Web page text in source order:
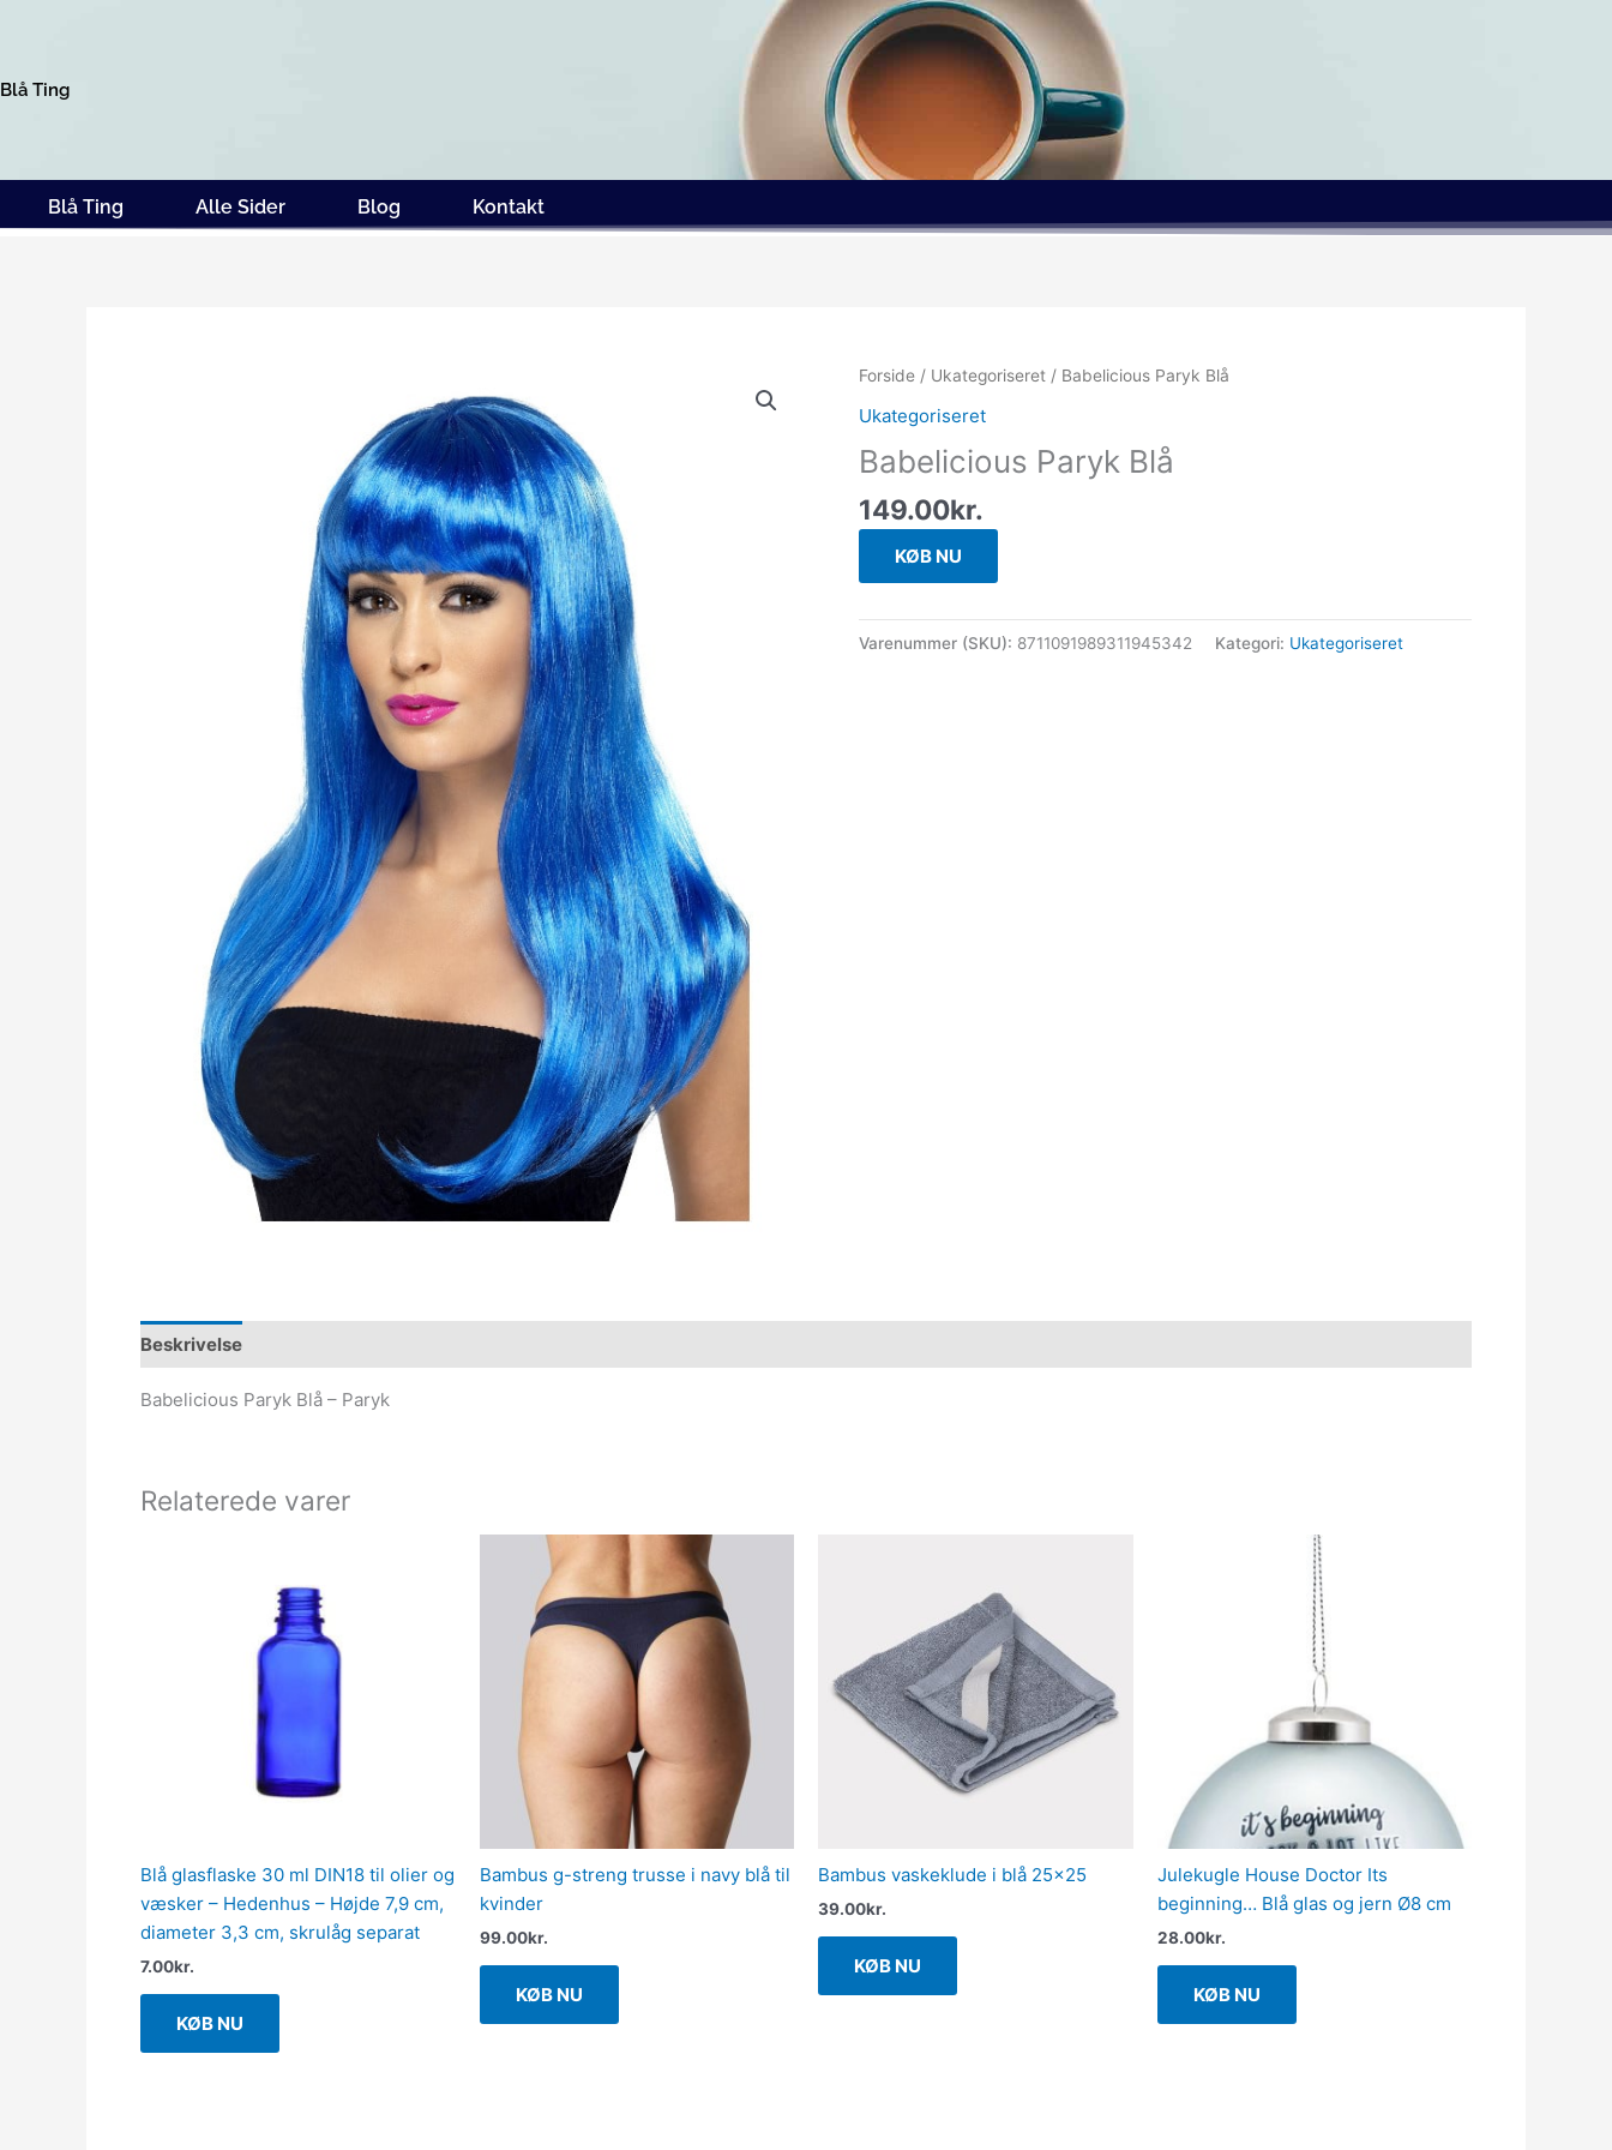
Blå Ting
Blå Ting Alle Sider Blog Kontakt
Forside / Ukategoriseret / Babelicious Paryk Blå
Ukategoriseret
Babelicious Paryk Blå
149.00kr.
KØB NU
Varenummer (SKU): 8711091989311945342 Kategori: Ukategoriseret
Beskrivelse
Babelicious Paryk Blå – Paryk
Relaterede varer
Blå glasflaske 30 ml DIN18 til olier og
væsker – Hedenhus – Højde 7,9 cm,
diameter 3,3 cm, skrulåg separat
7.00kr.
KØB NU
Bambus g-streng trusse i navy blå til
kvinder
99.00kr.
KØB NU
Bambus vaskeklude i blå 25×25
39.00kr.
KØB NU
Julekugle House Doctor Its
beginning… Blå glas og jern Ø8 cm
28.00kr.
KØB NU